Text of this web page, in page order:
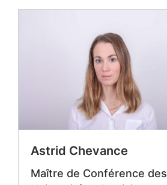
Astrid Chevance
Maître de Conférence des